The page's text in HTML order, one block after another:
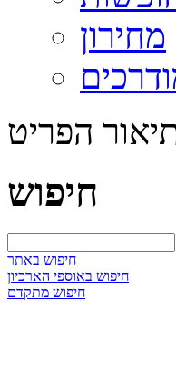
מחירון
הפריט
חיפוש
חיפוש באתר
חיפוש באוספי הארכיון
חיפוש מתקדם